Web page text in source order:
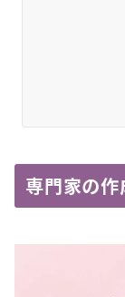
専門家の